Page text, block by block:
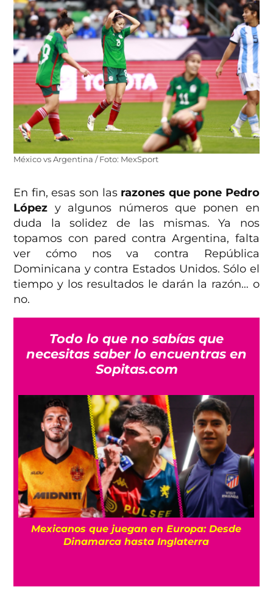
México vs Argentina / Foto: MexSport
En fin, esas son las razones que pone Pedro
López y algunos números que ponen en
duda la solidez de las mismas. Ya nos
topamos con pared contra Argentina, falta
ver cómo nos va contra República
Dominicana y contra Estados Unidos. Sólo el
tiempo y los resultados le darán la razón… o
no.
Todo lo que no sabías que
necesitas saber lo encuentras en
Sopitas.com
¿De plano? Argentina hace Día Nacional por
su triunfo contra Inglaterra en el Mundial